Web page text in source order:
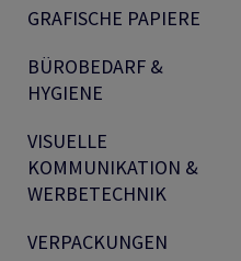
GRAFISCHE PAPIERE
BÜROBEDARF &
HYGIENE
VISUELLE
KOMMUNIKATION &
WERBETECHNIK
VERPACKUNGEN